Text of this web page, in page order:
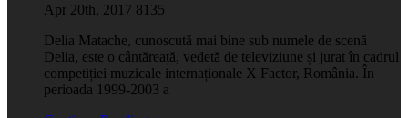
Apr 20th, 2017 8135
Delia Matache, cunoscută mai bine sub numele de scenă
Delia, este o cântăreață, vedetă de televiziune și jurat în cadrul
competiției muzicale internaționale X Factor, România. În
perioada 1999-2003 a